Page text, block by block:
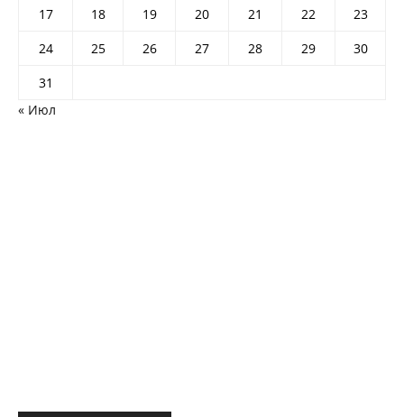
17 18 19 20 21 22
23
24
25 26 27 28 29
30
31
« Июл